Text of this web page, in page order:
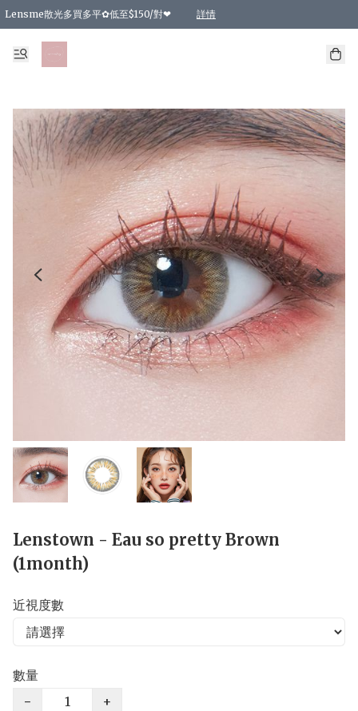
Lensme散光多買多平✿低至$150/對❤ 詳情
台灣Karacon⁩✧日拋 特價清貨❁⃘
日本韓國多款日/月拋現貨☼ 特價❤︎數量有限 售完即止
🇰🇷韓國多款月拋現貨 特價兩對$99✿數量有限 售完即止♫
精選商品，任選買2件或以上9 折；買4件或以上85 折；買6件或以上8 折
精選商品，任選買2件HKD 140.00；買4件HKD 260.00
精選商品，任選買2件HKD 190.00；買4件HKD 360.00
精選商品，任選買2件HKD 110.00；買4件HKD 180.00
精選商品，任選買2件HKD 170.00；買4件HKD 320.00
精選商品，任選買2件或以上減HKD 148.00
精選商品，任選買2件或以上減HKD 148.00
精選商品，任選買2件或以上95 折；買4件或以上9 折；買6件或以上85 折；買8件
精選商品，任選買12件或以上87 折
精選商品，任選買2件或以上減HKD 16.00；買4件或以上減HKD 32.00；買6
精選商品，任選買2件或以上95 折；買4件或以上9 折；買8件或以上85 折；買12
購物滿 HKD 800.00即享免運費優惠！（適用於 特定的送貨方式 )
Lenstown - Eau so pretty Brown
(1month)
近視度數
數量
−
+